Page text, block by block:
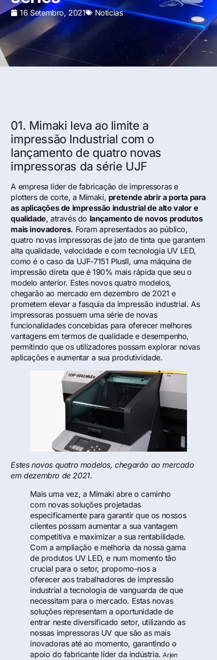
16 Setembro, 2021 Noticias
01. Mimaki leva ao limite a
impressão Industrial com o
lançamento de quatro novas
impressoras da série UJF
A empresa líder de fabricação de impressoras e
plotters de corte, a Mimaki, pretende abrir a porta para
as aplicações de impressão industrial de alto valor e
qualidade, através do lançamento de novos produtos
mais inovadores. Foram apresentados ao público,
quatro novas impressoras de jato de tinta que garantem
alta qualidade, velocidade e com tecnologia UV LED,
como é o caso da UJF-7151 PlusII, uma máquina de
impressão direta que é 190% mais rápida que seu o
modelo anterior. Estes novos quatro modelos,
chegarão ao mercado em dezembro de 2021 e
prometem elevar a fasquia da impressão industrial. As
impressoras possuem uma série de novas
funcionalidades concebidas para oferecer melhores
vantagens em termos de qualidade e desempenho,
permitindo que os utilizadores possam explorar novas
aplicações e aumentar a sua produtividade.
Estes novos quatro modelos, chegarão ao mercado
em dezembro de 2021.
Mais uma vez, a Mimaki abre o caminho
com novas soluções projetadas
especificamente para garantir que os nossos
clientes possam aumentar a sua vantagem
competitiva e maximizar a sua rentabilidade.
Com a ampliação e melhoria da nossa gama
de produtos UV LED, e num momento tão
crucial para o setor, propomo-nos a
oferecer aos trabalhadores de impressão
industrial a tecnologia de vanguarda de que
necessitam para o mercado. Estas novas
soluções representam a oportunidade de
entrar neste diversificado setor, utilizando as
nossas impressoras UV que são as mais
inovadoras até ao momento, garantindo o
apoio do fabricante líder da indústria.Arjen